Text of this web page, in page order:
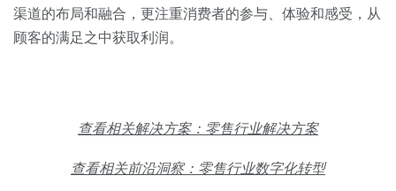
渠道的布局和融合，更注重消费者的参与、体验和感受，从
顾客的满足之中获取利润。
查看相关解决方案：零售行业解决方案
查看相关前沿洞察：零售行业数字化转型